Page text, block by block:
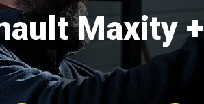
Maxity